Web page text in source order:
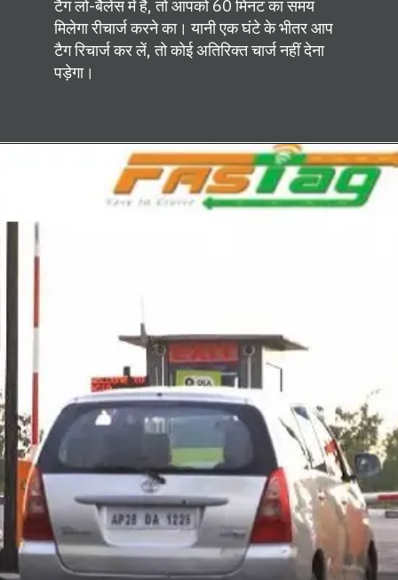
टैग लो-बैलेंस में है, तो आपको 60 मिनट का समय
मिलेगा रीचार्ज करने का। यानी एक घंटे के भीतर आप
टैग रिचार्ज कर लें, तो कोई अतिरिक्त चार्ज नहीं देना
पड़ेगा।